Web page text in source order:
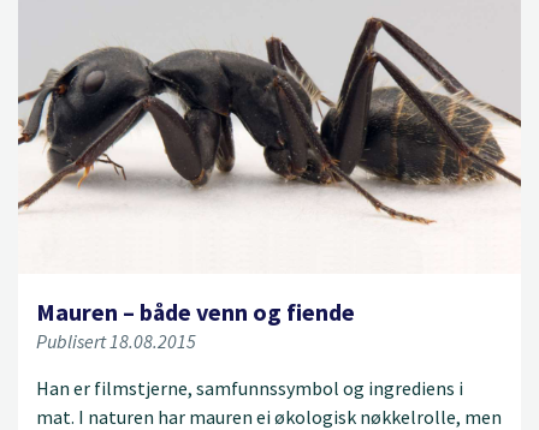
Mauren – både venn og fiende
Publisert 18.08.2015
Han er filmstjerne, samfunnssymbol og ingrediens i
mat. I naturen har mauren ei økologisk nøkkelrolle, men